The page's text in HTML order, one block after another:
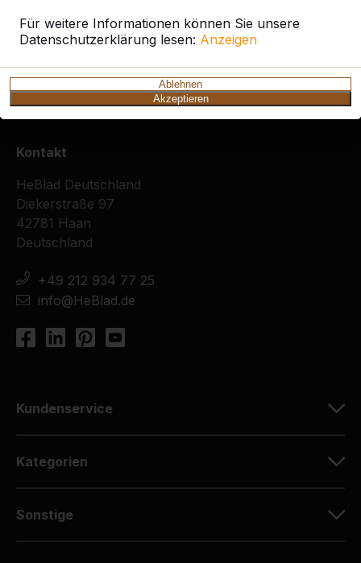
Für weitere Informationen können Sie unsere
Datenschutzerklärung lesen: Anzeigen
Ablehnen
Akzeptieren
Zie ook
Kontakt
HeBlad Deutschland
Diekerstraße 97
42781 Haan
Deutschland
+49 212 934 77 25
info@HeBlad.de
Kundenservice
Kategorien
Sonstige